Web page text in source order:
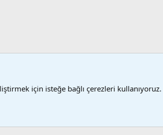
XenForo 2 Türkçe yama 🇹🇷 [XGT] Yazılım
için isteğe bağlı çerezleri kullanıyoruz.